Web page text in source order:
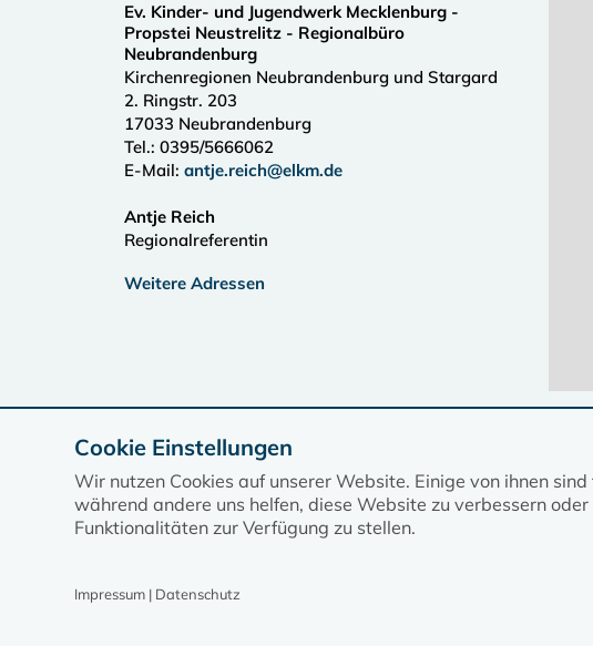
Ev. Kinder- und Jugendwerk Mecklenburg -
Propstei Neustrelitz - Regionalbüro
Neubrandenburg
Kirchenregionen Neubrandenburg und Stargard
2. Ringstr. 203
17033 Neubrandenburg
Tel.: 0395/5666062
E-Mail: antje.reich@elkm.de
Antje Reich
Regionalreferentin
Weitere Adressen
Cookie Einstellungen
Wir nutzen Cookies auf unserer Website. Einige von ihnen
während andere uns helfen, diese Website zu verbessern
Funktionalitäten zur Verfügung zu stellen.
Impressum | Datenschutz